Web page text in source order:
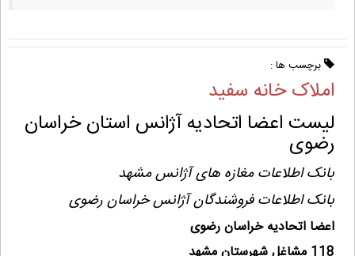
برچسب ها :
املاک خانه سفید
لیست اعضا اتحادیه آژانس استان خراسان
رضوی
بانک اطلاعات مغازه های آژانس مشهد
بانک اطلاعات فروشندگان آژانس خراسان رضوی
اعضا اتحادیه خراسان رضوی